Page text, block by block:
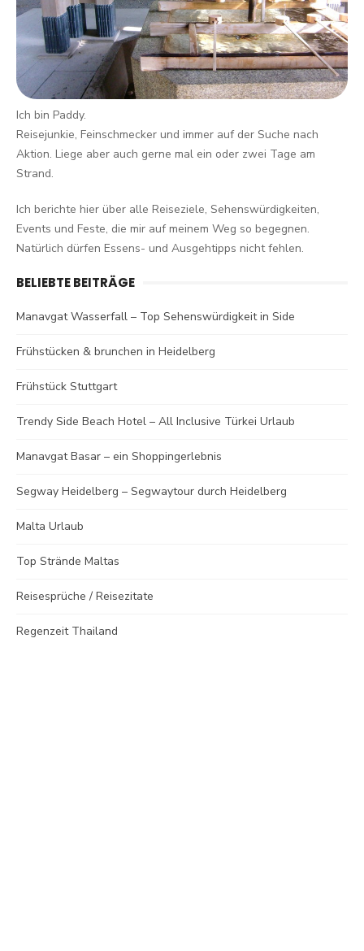
Ich bin Paddy.
Reisejunkie, Feinschmecker und immer auf der Suche nach
Aktion. Liege aber auch gerne mal ein oder zwei Tage am
Strand.
Ich berichte hier über alle Reiseziele, Sehenswürdigkeiten,
Events und Feste, die mir auf meinem Weg so begegnen.
Natürlich dürfen Essens- und Ausgehtipps nicht fehlen.
BELIEBTE BEITRÄGE
Manavgat Wasserfall – Top Sehenswürdigkeit in Side
Frühstücken & brunchen in Heidelberg
Frühstück Stuttgart
Trendy Side Beach Hotel – All Inclusive Türkei Urlaub
Manavgat Basar – ein Shoppingerlebnis
Segway Heidelberg – Segwaytour durch Heidelberg
Malta Urlaub
Top Strände Maltas
Reisesprüche / Reisezitate
Regenzeit Thailand